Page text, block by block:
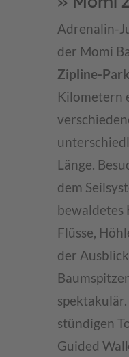
Adrenalin-
der Momi
Zipline-
Kilometern
Länge.
dem
bewaldetes
Flüsse,
der
stündigen
Guided